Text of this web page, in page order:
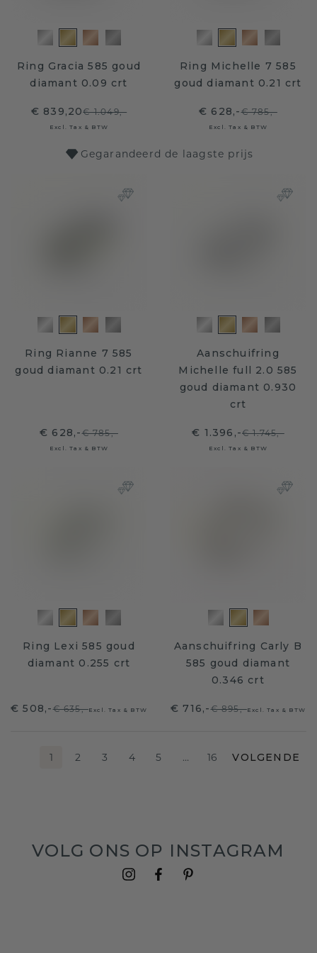
Ring Gracia 585 goud
diamant 0.09 crt
€ 839,20€ 1.049,-
Excl. Tax & BTW
Ring Michelle 7 585
goud diamant 0.21 crt
€ 628,-€ 785,-
Excl. Tax & BTW
Gegarandeerd de laagste prijs
Ring Rianne 7 585
goud diamant 0.21 crt
€ 628,-€ 785,-
Excl. Tax & BTW
Aanschuifring
Michelle full 2.0 585
goud diamant 0.930
crt
€ 1.396,-€ 1.745,-
Excl. Tax & BTW
Ring Lexi 585 goud
diamant 0.255 crt
€ 508,-€ 635,-Excl. Tax & BTW
Aanschuifring Carly B
585 goud diamant
0.346 crt
€ 716,-€ 895,-Excl. Tax & BTW
1 2 3 4 5 … 16 VOLGENDE
VOLG ONS OP INSTAGRAM